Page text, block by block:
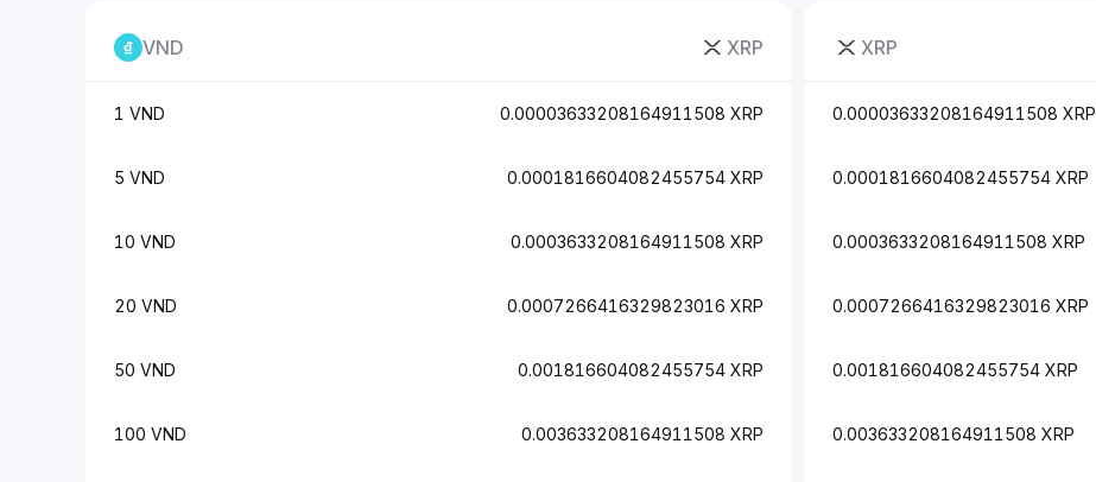
XRP
0.00003633208164911508 XRP
0.0001816604082455754 XRP
0.0003633208164911508 XRP
0.0007266416329823016 XRP
0.001816604082455754 XRP
0.003633208164911508 XRP
VND XRP
1 VND 0.00003633208164911508 XRP
5 VND 0.0001816604082455754 XRP
10 VND 0.0003633208164911508 XRP
20 VND 0.0007266416329823016 XRP
50 VND 0.001816604082455754 XRP
100 VND 0.003633208164911508 XRP